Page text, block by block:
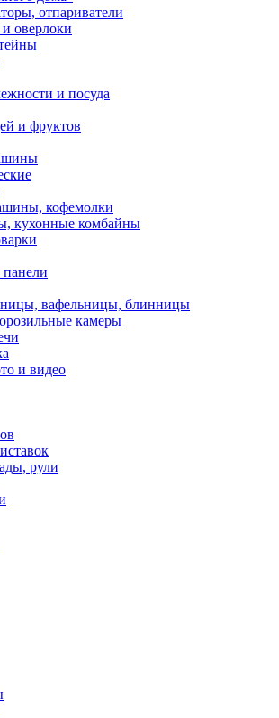
отпариватели
оверлоки
и посуда
и фруктов
кофемолки
кухонные комбайны
вафельницы, блинницы
камеры
и видео
рули